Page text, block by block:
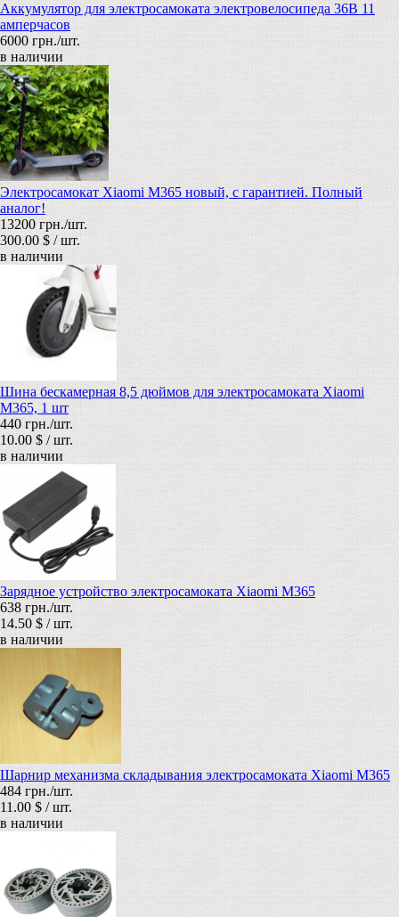
Аккумулятор для электросамоката электровелосипеда 36В 11
амперчасов
6000 грн./шт.
в наличии
Электросамокат Xiaomi M365 новый, с гарантией. Полный
аналог!
13200 грн./шт.
300.00 $ / шт.
в наличии
Шина бескамерная 8,5 дюймов для электросамоката Xiaomi
M365, 1 шт
440 грн./шт.
10.00 $ / шт.
в наличии
Зарядное устройство электросамоката Xiaomi M365
638 грн./шт.
14.50 $ / шт.
в наличии
Шарнир механизма складывания электросамоката Xiaomi M365
484 грн./шт.
11.00 $ / шт.
в наличии